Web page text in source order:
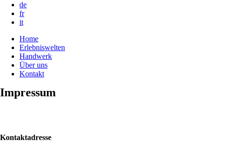
de
fr
it
Home
Erlebniswelten
Handwerk
Über uns
Kontakt
Impressum
Kontaktadresse